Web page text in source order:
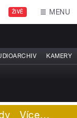
ŽIVĚ MENU
KAMERY
Více…